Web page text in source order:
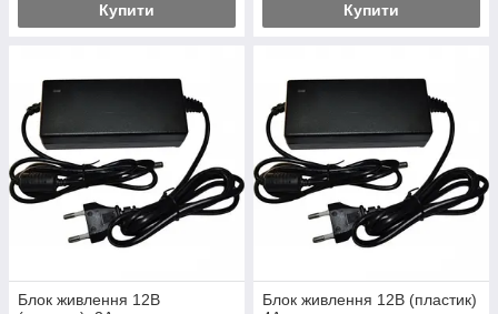
Купити Купити
Блок живлення 12В
Блок живлення 12В (пластик)